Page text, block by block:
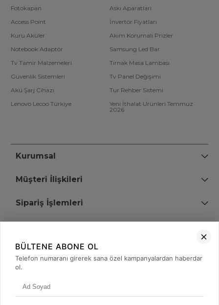
Fotokapan
Askı Aparatları
Access Point
İnvertör Fiyatları
Kuru Aküler
Akım Korumalı Prizler
Notebook Adaptör
Samsung Led Bar
Tv Tamir Malzemeleri
Tırnak Masa Lambası
Güvenlik Sistemleri
Tv Panel Değişimi
Akü Şarj Cihazı
Tur Rehber Sistemi
Lenovo Lecoo Türkiye
Yeni İthalat Ürünleri Temmuz
2026
Kurumsal
Müşteri İlişkileri
Sipariş İşlemleri
+90 (850) 473 08 08
BÜLTENE ABONE OL
Telefon numaranı girerek sana özel kampanyalardan haberdar
ol.